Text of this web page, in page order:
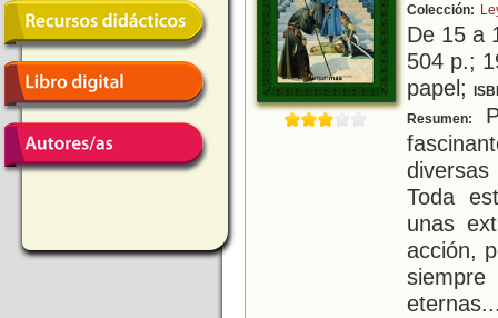
Colección:
De 15 a
504 p.;
papel;
Resumen:
Toda
unas
acción,
eternas